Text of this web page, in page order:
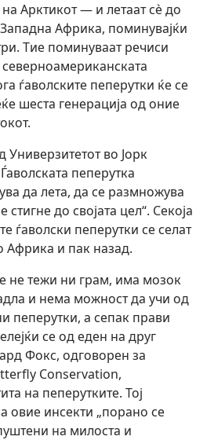
Арктикот — и летаат сѐ до
Африка, поминувајќи
Тие поминуваат речиси
ѓаволските пеперутки ќе се
шеста генерација од оние
во Јорк
пеперутка
да лета, да се размножува
до својата цел“. Секоја
ѓаволски пеперутки се селат
Африка и пак назад.
не тежи ни грам, има мозок
и нема можност да учи од
пеперутки, а сепак прави
се од еден на друг
Фокс, одговорен за
Conservation,
на пеперутките. Тој
овие инсекти „порано се
на милоста и